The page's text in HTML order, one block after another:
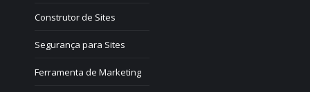
Construtor de Sites
Segurança para Sites
Ferramenta de Marketing